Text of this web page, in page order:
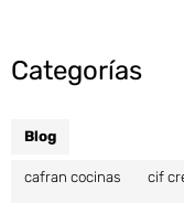
Categorías
Blog
cafran cocinas cif